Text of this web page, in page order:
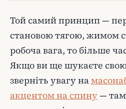
Той самий принцип —
становою тягою, жимом
робоча вага, то більше
Якщо ви ще шукаєте
зверніть увагу на
акцентом на спину— там